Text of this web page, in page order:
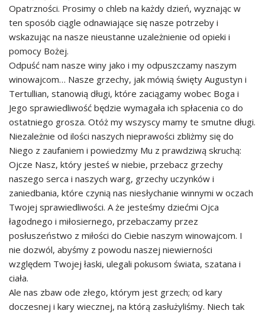
Opatrzności. Prosimy o chleb na każdy dzień, wyznając w
ten sposób ciągle odnawiające się nasze potrzeby i
wskazując na nasze nieustanne uzależnienie od opieki i
pomocy Bożej.
Odpuść nam nasze winy jako i my odpuszczamy naszym
winowajcom… Nasze grzechy, jak mówią święty Augustyn i
Tertullian, stanowią długi, które zaciągamy wobec Boga i
Jego sprawiedliwość będzie wymagała ich spłacenia co do
ostatniego grosza. Otóż my wszyscy mamy te smutne długi.
Niezależnie od ilości naszych nieprawości zbliżmy się do
Niego z zaufaniem i powiedzmy Mu z prawdziwą skruchą:
Ojcze Nasz, który jesteś w niebie, przebacz grzechy
naszego serca i naszych warg, grzechy uczynków i
zaniedbania, które czynią nas niesłychanie winnymi w oczach
Twojej sprawiedliwości. A że jesteśmy dziećmi Ojca
łagodnego i miłosiernego, przebaczamy przez
posłuszeństwo z miłości do Ciebie naszym winowajcom. I
nie dozwól, abyśmy z powodu naszej niewierności
względem Twojej łaski, ulegali pokusom świata, szatana i
ciała.
Ale nas zbaw ode złego, którym jest grzech; od kary
doczesnej i kary wiecznej, na którą zasłużyliśmy. Niech tak